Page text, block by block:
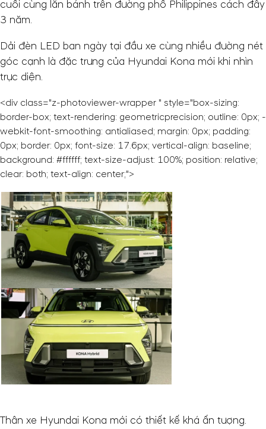
cuối cùng lăn bánh trên đường phố Philippines cách đây
3 năm.
Dải đèn LED ban ngày tại đầu xe cùng nhiều đường nét
góc cạnh là đặc trưng của Hyundai Kona mới khi nhìn
trực diện.
<div class="z-photoviewer-wrapper " style="box-sizing:
border-box; text-rendering: geometricprecision; outline: 0px; -
webkit-font-smoothing: antialiased; margin: 0px; padding:
0px; border: 0px; font-size: 17.6px; vertical-align: baseline;
background: #ffffff; text-size-adjust: 100%; position: relative;
clear: both; text-align: center;">
Thân xe Hyundai Kona mới có thiết kế khá ấn tượng.